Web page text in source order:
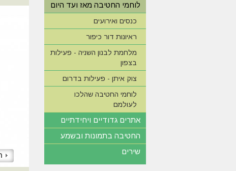
לוחמי החטיבה מאז ועד היום
כנסים ואירועים
ראיונות דור כיפור
מלחמת לבנון השניה - פעילות
בצפון
צוק איתן - פעילות בדרום
לוחמי החטיבה שהלכו
לעולמם
אתרים גדודיים ויחידתיים
החטיבה בתמונות ובשמע
שירים